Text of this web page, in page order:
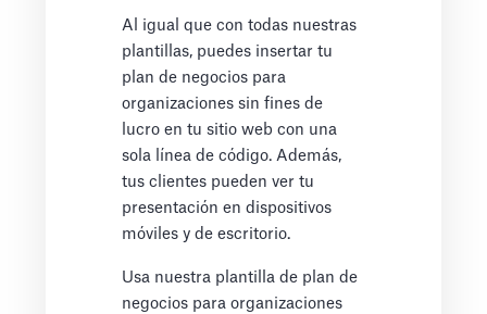
Al igual que con todas nuestras
plantillas, puedes insertar tu
plan de negocios para
organizaciones sin fines de
lucro en tu sitio web con una
sola línea de código. Además,
tus clientes pueden ver tu
presentación en dispositivos
móviles y de escritorio.
Usa nuestra plantilla de plan de
negocios para organizaciones